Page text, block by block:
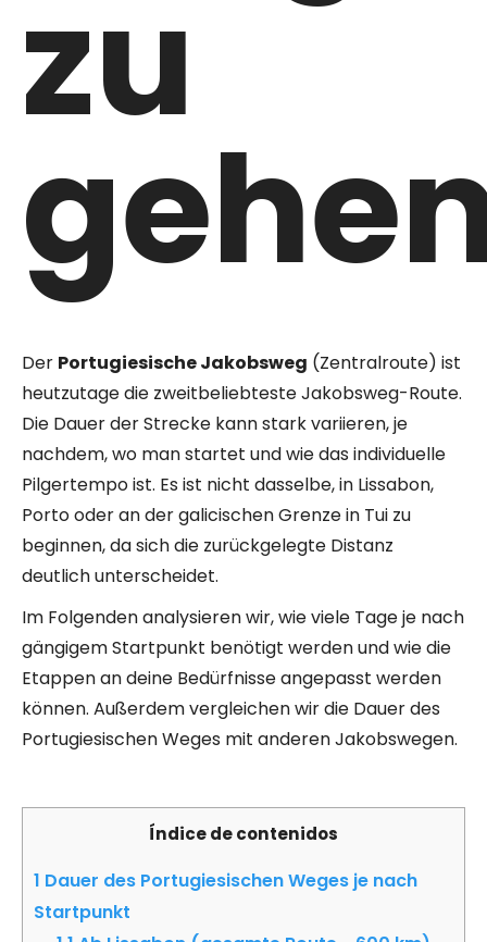
zu
Der Portugiesische Jakobsweg (Zentralroute) ist
heutzutage die zweitbeliebteste Jakobsweg-Route.
Die Dauer der Strecke kann stark variieren, je
nachdem, wo man startet und wie das individuelle
Pilgertempo ist. Es ist nicht dasselbe, in Lissabon,
Porto oder an der galicischen Grenze in Tui zu
beginnen, da sich die zurückgelegte Distanz
deutlich unterscheidet.
Im Folgenden analysieren wir, wie viele Tage je nach
gängigem Startpunkt benötigt werden und wie die
Etappen an deine Bedürfnisse angepasst werden
können. Außerdem vergleichen wir die Dauer des
Portugiesischen Weges mit anderen Jakobswegen.
Índice de contenidos
1 Dauer des Portugiesischen Weges je nach
Startpunkt